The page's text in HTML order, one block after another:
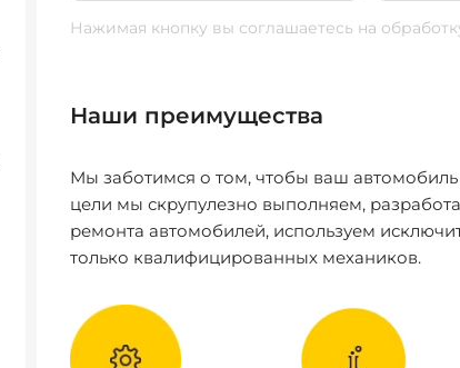
Нажимая кнопку вы соглашаетесь на
Наши преимущества
Мы заботимся о том, чтобы ваш автомобиль
цели мы скрупулезно выполняем,
ремонта автомобилей, используем
только квалифицированных механиков.